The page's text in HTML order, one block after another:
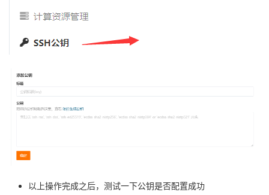
以上操作完成之后，测试一下公钥是否配置成功